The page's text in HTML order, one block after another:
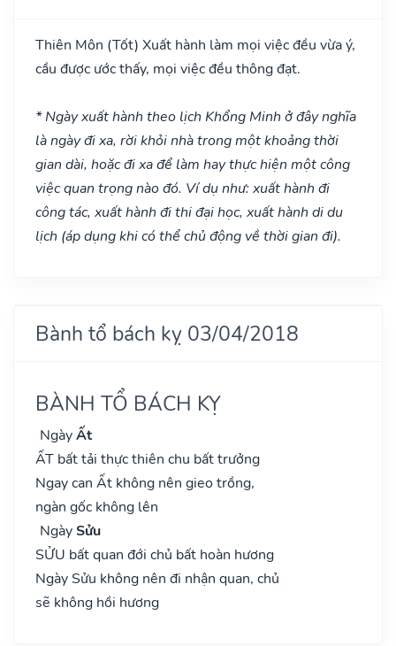
Thiên Môn (Tốt) Xuất hành làm mọi việc đều vừa ý,
cầu được ước thấy, mọi việc đều thông đạt.
* Ngày xuất hành theo lịch Khổng Minh ở đây nghĩa
là ngày đi xa, rời khỏi nhà trong một khoảng thời
gian dài, hoặc đi xa để làm hay thực hiện một công
việc quan trọng nào đó. Ví dụ như: xuất hành đi
công tác, xuất hành đi thi đại học, xuất hành di du
lịch (áp dụng khi có thể chủ động về thời gian đi).
Bành tổ bách kỵ 03/04/2018
BÀNH TỔ BÁCH KỴ
NgàyẤt
ẤT bất tải thực thiên chu bất trưởng
Ngay can Ất không nên gieo trồng,
ngàn gốc không lên
NgàySửu
SỬU bất quan đới chủ bất hoàn hương
Ngày Sửu không nên đi nhận quan, chủ
sẽ không hồi hương